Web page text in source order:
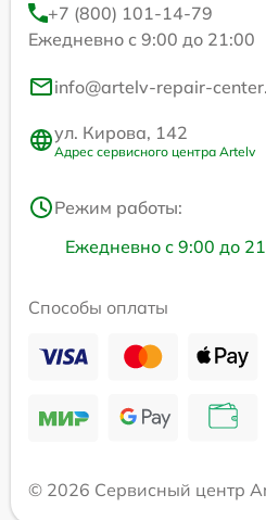
+7 (800) 101-14-79
Ежедневно с 9:00 до 21:00
info@artelv-repair-
ул. Кирова, 142
Адрес сервисного центра Artelv
Режим работы:
Ежедневно с 9:00 до
Способы оплаты
© 2026 Сервисный центр